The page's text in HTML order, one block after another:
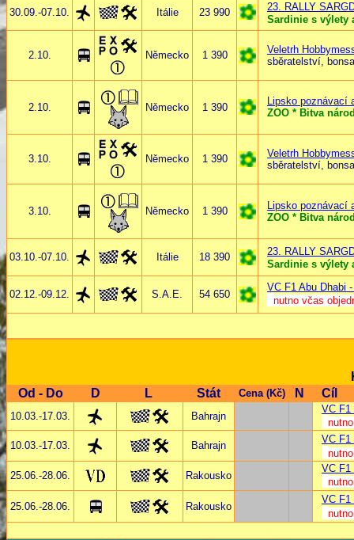
30.09.-07.10. Itálie 23 990
23. RALLY
Sardinie s výlety
2.10. Německo 1 390
Veletrh
sběratelství,
2.10. Německo 1 390
Lipsko poznávací
ZOO * Bitva
3.10. Německo 1 390
Veletrh
sběratelství,
3.10. Německo 1 390
Lipsko poznávací
ZOO * Bitva
03.10.-07.10. Itálie 18 390
23. RALLY
Sardinie s výlety
02.12.-09.12. S.A.E. 54 650
VC F1 Abu Dhabi
nutno včas
Od - Do
D L Stát Cena (Kč) N
10.03.-17.03. Bahrajn
VC F1
10.03.-17.03.
Bahrajn
VC F1
25.06.-28.06.
Rakousko
VC F1
25.06.-28.06. Rakousko
VC F1